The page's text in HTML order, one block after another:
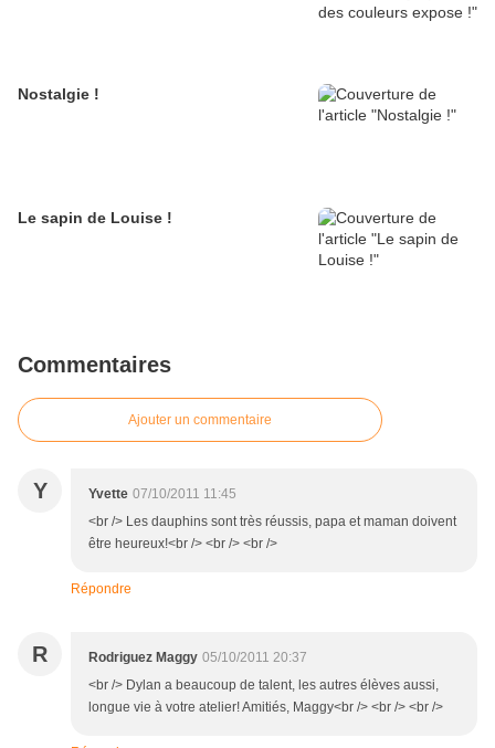
Nostalgie !
Le sapin de Louise !
Commentaires
Ajouter un commentaire
Y Yvette 07/10/2011 11:45
<br /> Les dauphins sont très réussis, papa et maman doivent
être heureux!<br /> <br /> <br />
Répondre
R Rodriguez Maggy 05/10/2011 20:37
<br /> Dylan a beaucoup de talent, les autres élèves aussi,
longue vie à votre atelier! Amitiés, Maggy<br /> <br /> <br />